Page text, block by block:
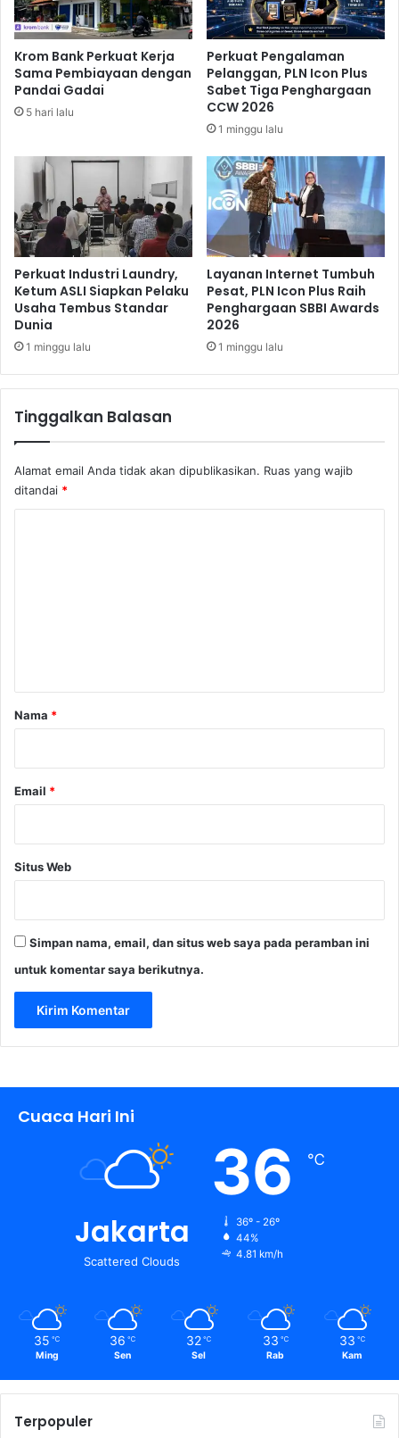
n
d
r
a
e
b
a
a
n
S
E
A
G
a
Krom Bank Perkuat Kerja
Sama Pembiayaan dengan
Pandai Gadai
5 hari lalu
Perkuat Pengalaman
Pelanggan, PLN Icon Plus
Sabet Tiga Penghargaan
CCW 2026
1 minggu lalu
Perkuat Industri Laundry,
Ketum ASLI Siapkan Pelaku
Usaha Tembus Standar
Dunia
1 minggu lalu
Layanan Internet Tumbuh
Pesat, PLN Icon Plus Raih
Penghargaan SBBI Awards
2026
1 minggu lalu
Tinggalkan Balasan
Alamat email Anda tidak akan dipublikasikan. Ruas yang wajib
ditandai *
rNama *
Email *
Situs Web
Simpan nama, email, dan situs web saya pada peramban ini
untuk komentar saya berikutnya.
Cuaca Hari Ini
Jakarta
Scattered Clouds
36 ℃
36º - 26º
44%
4.81 km/h
35 ℃
Ming
36 ℃
Sen
32 ℃
Sel
33 ℃
Rab
33 ℃
Kam
Terpopuler